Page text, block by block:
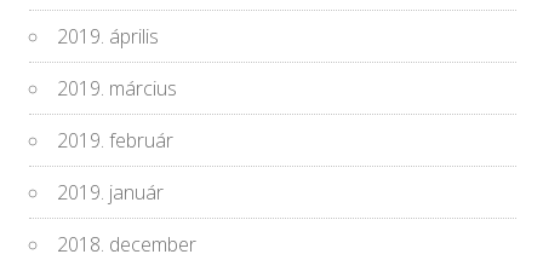
2019. április
2019. március
2019. február
2019. január
2018. december